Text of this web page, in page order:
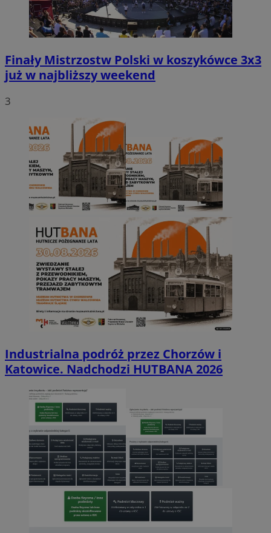
Finały Mistrzostw Polski w koszykówce 3x3
już w najbliższy weekend
3
Industrialna podróż przez Chorzów i
Katowice. Nadchodzi HUTBANA 2026